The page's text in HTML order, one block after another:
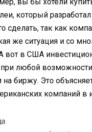
который
сделать, так как
же ситуация и со
вот в США
при любой
биржу. Это
компаний в